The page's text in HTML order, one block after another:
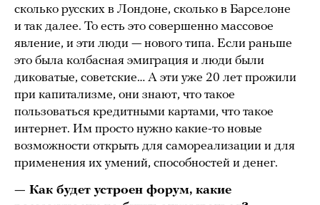
сколько русских в Лондоне, сколько в Барселоне
и так далее. То есть это совершенно массовое
явление, и эти люди — нового типа. Если раньше
это была колбасная эмиграция и люди были
диковатые, советские… А эти уже 20 лет прожили
при капитализме, они знают, что такое
пользоваться кредитными картами, что такое
интернет. Им просто нужно какие-то новые
возможности открыть для самореализации и для
применения их умений, способностей и денег.
— Как будет устроен форум, какие